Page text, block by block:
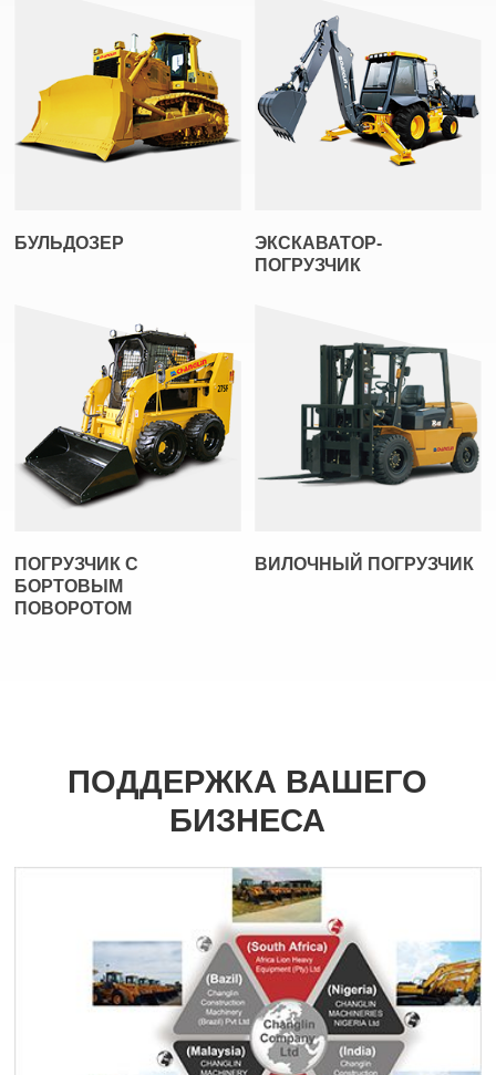
БУЛЬДОЗЕР
ЭКСКАВАТОР-
ПОГРУЗЧИК
ПОГРУЗЧИК С
БОРТОВЫМ
ПОВОРОТОМ
ВИЛОЧНЫЙ ПОГРУЗЧИК
ПОДДЕРЖКА ВАШЕГО
БИЗНЕСА